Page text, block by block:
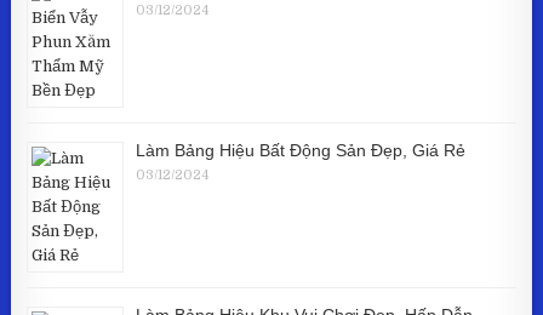
03/12/2024
Làm Bảng Hiệu Bất Động Sản Đẹp, Giá Rẻ
03/12/2024